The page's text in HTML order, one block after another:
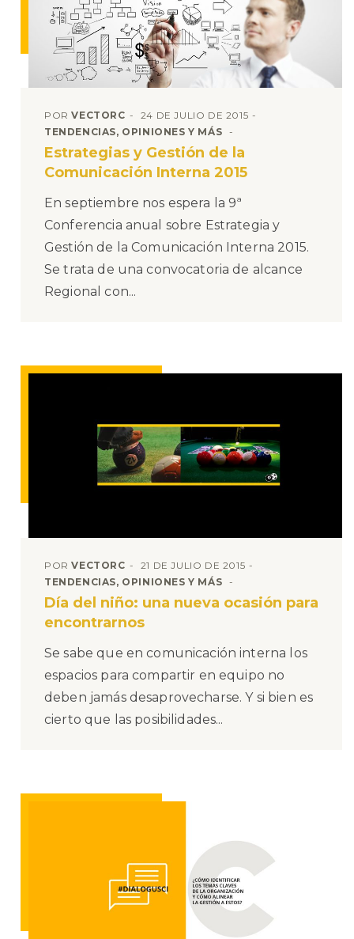
PORVECTORC
24 DE JULIO DE 2015
TENDENCIAS, OPINIONES Y MÁS
Estrategias y Gestión de la
Comunicación Interna 2015
En septiembre nos espera la 9ª
Conferencia anual sobre Estrategia y
Gestión de la Comunicación Interna 2015.
Se trata de una convocatoria de alcance
Regional con...
PORVECTORC
21 DE JULIO DE 2015
TENDENCIAS, OPINIONES Y MÁS
Día del niño: una nueva ocasión para
encontrarnos
Se sabe que en comunicación interna los
espacios para compartir en equipo no
deben jamás desaprovecharse. Y si bien es
cierto que las posibilidades...